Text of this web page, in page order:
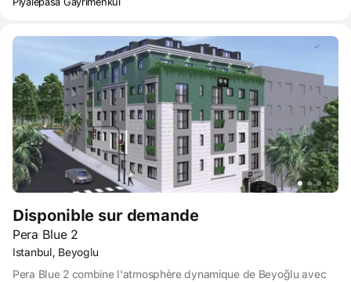
de jeux pour enfants sont conçues entre les bâtiments. Des salons
et des terrasses sont mis à la disposition des résidents. Un
complexe sportif comprenant une piscine, un sauna et une salle
de sport se trouve sur le territoire. Sur plusieurs étages, il y a des
terrasses ouvertes avec des aménagements paysagers et des
aires de loisirs.
Disponible sur demande
Pera Blue 2
Istanbul, Beyoglu
Pera Blue 2 combine l'atmosphère dynamique de Beyoğlu avec